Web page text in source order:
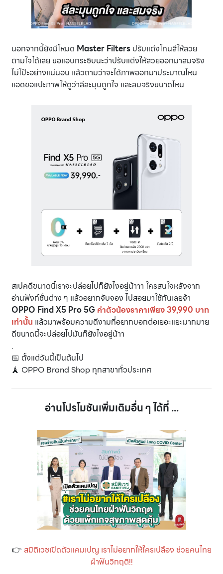
นอกจากนี้ยังมีโหมด Master Filters ปรับแต่งโทนสีให้สวย
ตามใจได้เลย ขอแอบกระซิบนะว่าปรับแต่งให้สวยออกมาสมจริง
ไม่โป๊ะอย่างแน่นอน แล้วถามว่าจะได้ภาพออกมาประมาณไหน
แอดขอแปะภาพให้ดูว่าสีละมุนถูกใจ และสมจริงขนาดไหน
สเปคดีขนาดนี้เราจะปล่อยไปก็ยังไงอยู่น้าาา ใครสนใจหลังจาก
อ่านฟังก์ชั่นต่าง ๆ แล้วอยากจับจอง ไปสอยมาใช้กันเลยจ้า
OPPO Find X5 Pro 5G ค่าตัวน้องราคาเพียง 39,990 บาท
เท่านั้น แล้วมาพร้อมความดีงามที่อยากบอกต่อเยอะแยะมากมาย
ดีขนาดนี้จะปล่อยไปมันก็ยังไงอยู่น้าา
.
📅 ตั้งแต่วันนี้เป็นต้นไป
🗼 OPPO Brand Shop ทุกสาขาทั่วประเทศ
อ่านโปรโมชันเพิ่มเติมอื่น ๆ ได้ที่ ...
👉 สมิติเวชเปิดตัวแคมเปญ เราไม่อยากให้ใครเปลือง ช่วยคนไทย
ฝ่าฟันวิกฤติ!!